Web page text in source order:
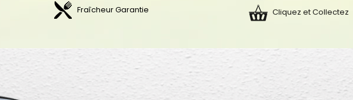
Fraîcheur Garantie Cliquez et Collectez